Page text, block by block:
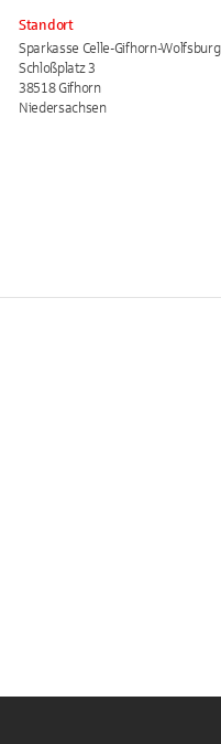
Standort
Sparkasse Celle-Gifhorn-Wolfsburg
Schloßplatz 3
38518 Gifhorn
Niedersachsen